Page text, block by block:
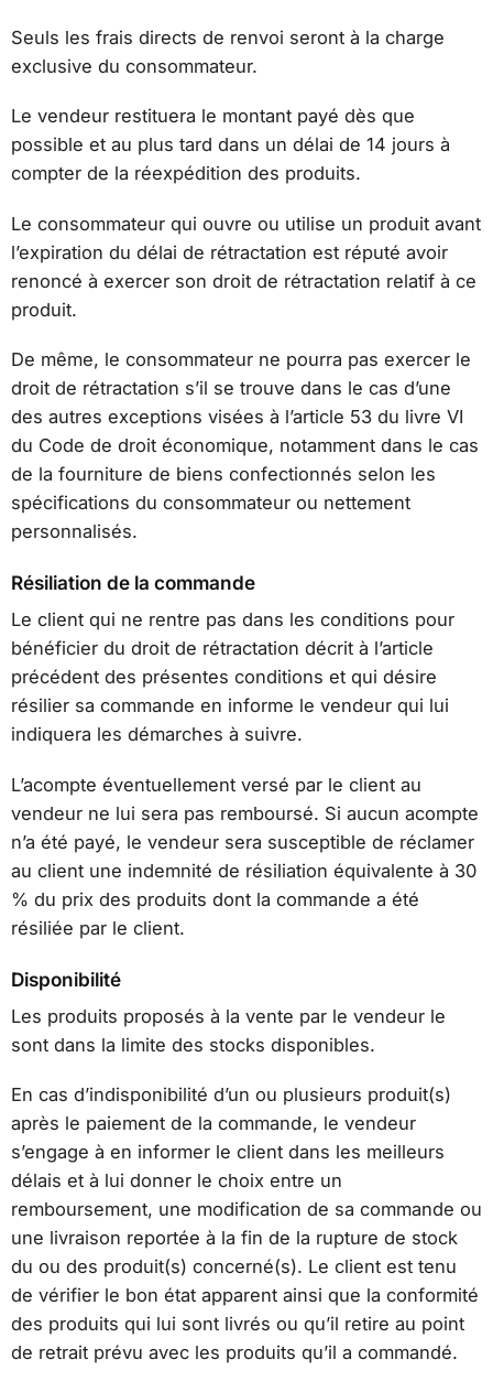
Seuls les frais directs de renvoi seront à la charge
exclusive du consommateur.
Le vendeur restituera le montant payé dès que
possible et au plus tard dans un délai de 14 jours à
compter de la réexpédition des produits.
Le consommateur qui ouvre ou utilise un produit avant
l’expiration du délai de rétractation est réputé avoir
renoncé à exercer son droit de rétractation relatif à ce
produit.
De même, le consommateur ne pourra pas exercer le
droit de rétractation s’il se trouve dans le cas d’une
des autres exceptions visées à l’article 53 du livre VI
du Code de droit économique, notamment dans le cas
de la fourniture de biens confectionnés selon les
spécifications du consommateur ou nettement
personnalisés.
Résiliation de la commande
Le client qui ne rentre pas dans les conditions pour
bénéficier du droit de rétractation décrit à l’article
précédent des présentes conditions et qui désire
résilier sa commande en informe le vendeur qui lui
indiquera les démarches à suivre.
L’acompte éventuellement versé par le client au
vendeur ne lui sera pas remboursé. Si aucun acompte
n’a été payé, le vendeur sera susceptible de réclamer
au client une indemnité de résiliation équivalente à 30
% du prix des produits dont la commande a été
résiliée par le client.
Disponibilité
Les produits proposés à la vente par le vendeur le
sont dans la limite des stocks disponibles.
En cas d’indisponibilité d’un ou plusieurs produit(s)
après le paiement de la commande, le vendeur
s’engage à en informer le client dans les meilleurs
délais et à lui donner le choix entre un
remboursement, une modification de sa commande ou
une livraison reportée à la fin de la rupture de stock
du ou des produit(s) concerné(s). Le client est tenu
de vérifier le bon état apparent ainsi que la conformité
des produits qui lui sont livrés ou qu’il retire au point
de retrait prévu avec les produits qu’il a commandé.